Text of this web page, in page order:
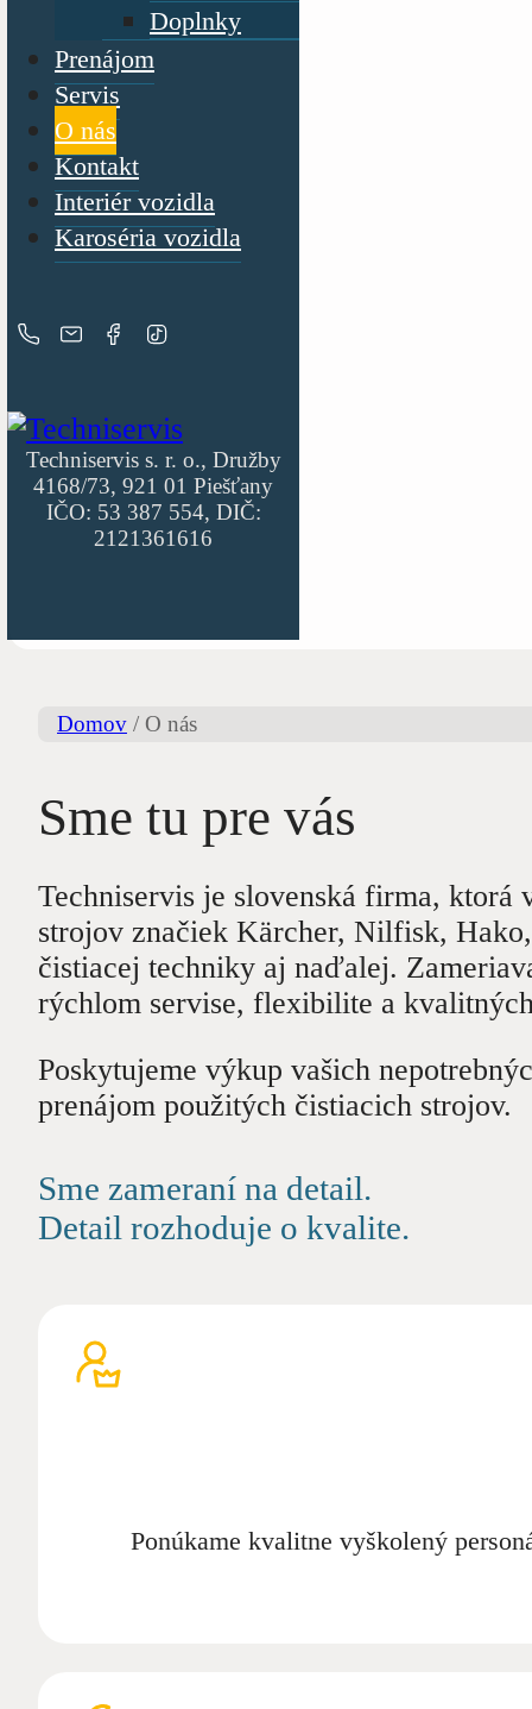
Doplnky
Prenájom
Servis
O nás
Kontakt
Interiér vozidla
Karoséria vozidla
Techniservis s. r. o., Družby
4168/73, 921 01 Piešťany
IČO: 53 387 554, DIČ:
2121361616
Domov / O nás
Sme tu pre vás
Techniservis je slovenská firma, ktorá
strojov značiek Kärcher, Nilfisk,
čistiacej techniky aj naďalej.
rýchlom servise, flexibilite a
Poskytujeme výkup vašich
prenájom použitých čistiacich strojov.
Sme zameraní na detail.
Detail rozhoduje o kvalite.
Ponúkame kvalitne vyškolený